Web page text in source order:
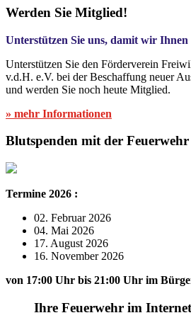
Werden Sie Mitglied!
Unterstützen Sie uns, damit wir Ihnen
Unterstützen Sie den Förderverein
v.d.H. e.V. bei der Beschaffung neuer
und werden Sie noch heute Mitglied.
» mehr Informationen
Blutspenden mit der Feuerwehr
Termine 2026 :
02. Februar 2026
04. Mai 2026
17. August 2026
16. November 2026
von 17:00 Uhr bis 21:00 Uhr im
Ihre Feuerwehr im Internet